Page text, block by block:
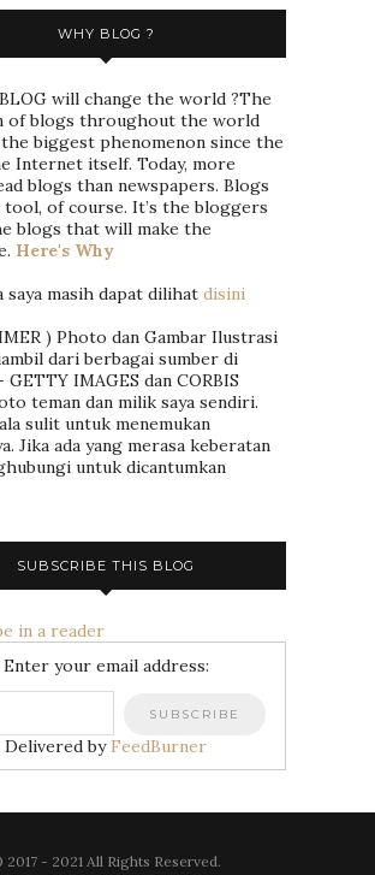
WHY BLOG ?
will change the world ?The
of blogs throughout the world
the biggest phenomenon since the
Internet itself. Today, more
blogs than newspapers. Blogs
tool, of course. It’s the bloggers
blogs that will make the
Here's Why
saya masih dapat dilihat disini
) Photo dan Gambar Ilustrasi
dari berbagai sumber di
IMAGES dan CORBIS
teman dan milik saya sendiri.
sulit untuk menemukan
Jika ada yang merasa keberatan
untuk dicantumkan
SUBSCRIBE THIS BLOG
in a reader
Enter your email address:
Delivered by FeedBurner
2017 - 2021 All Rights Reserved.